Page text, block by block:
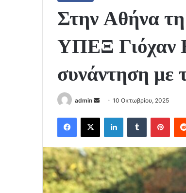
Στην Αθήνα
ΥΠΕΞ Γιόχαν
συνάντηση με
admin
Send
email
10 Οκτωβρίου, 2025
Facebook
X LinkedInTumblr